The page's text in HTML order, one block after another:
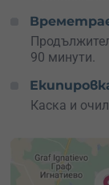
90 минути.
Каска и